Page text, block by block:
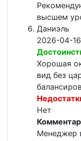
высшем
Даниэль
2026-04-
Хорошая
вид без
Нет
Менеджер